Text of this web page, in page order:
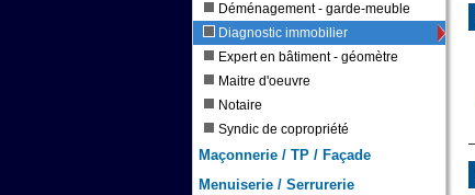
Déménagement - garde-meuble
Diagnostic immobilier
Expert en bâtiment - géomètre
Maitre d'oeuvre
Notaire
Syndic de copropriété
Maçonnerie / TP / Façade
Menuiserie / Serrurerie